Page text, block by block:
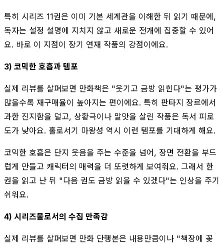
특히 시리즈 11권은 이미 기본 세계관을 이해한 뒤 읽기 때문에,
독자는 설정 설명에 지치지 않고 새로운 전개에 집중할 수 있어
요. 바로 이 지점이 장기 연재 작품의 강점이에요.
3) 코믹한 호흡과 템포
실제 리뷰를 살펴보면 만화책은 "웃기고 금방 읽힌다"는 평가가
많을수록 재구매율이 높아지는 편이에요. 특히 판타지 장르에서
과한 진지함을 덜고, 상황극이나 말맛을 살린 작품은 독서 피로
도가 낮아요. 홀로서기 마왕성 역시 이런 템포를 기대하게 해요.
코믹한 호흡은 단지 웃음을 주는 수준을 넘어, 장면 전환을 부드
럽게 만들고 캐릭터의 매력을 더 또렷하게 보여줘요. 그래서 한
권을 읽고 난 뒤 "다음 권도 금방 읽을 수 있겠다"는 인상을 주기
쉬워요.
4) 시리즈물로서의 수집 만족감
실제 리뷰를 살펴보면 만화 단행본은 내용만큼이나 "책장에 꽂